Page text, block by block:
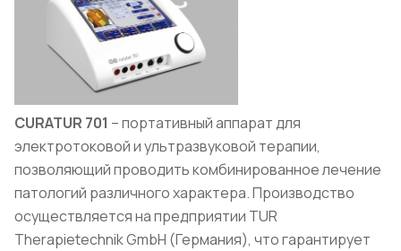
CURATUR 701 – портативный аппарат для
электротоковой и ультразвуковой терапии,
позволяющий проводить комбинированное лечение
патологий различного характера. Производство
осуществляется на предприятии TUR
Therapietechnik GmbH (Германия), что гарантирует